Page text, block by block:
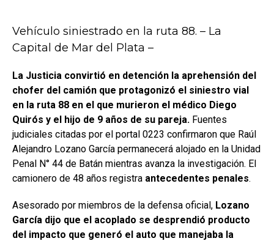
Vehículo siniestrado en la ruta 88. – La
Capital de Mar del Plata –
La Justicia convirtió en detención la aprehensión del
chofer del camión que protagonizó el siniestro vial
en la ruta 88 en el que murieron el médico Diego
Quirós y el hijo de 9 años de su pareja. Fuentes
judiciales citadas por el portal 0223 confirmaron que Raúl
Alejandro Lozano García permanecerá alojado en la Unidad
Penal N° 44 de Batán mientras avanza la investigación. El
camionero de 48 años registra antecedentes penales.
Asesorado por miembros de la defensa oficial, Lozano
García dijo que el acoplado se desprendió producto
del impacto que generó el auto que manejaba la